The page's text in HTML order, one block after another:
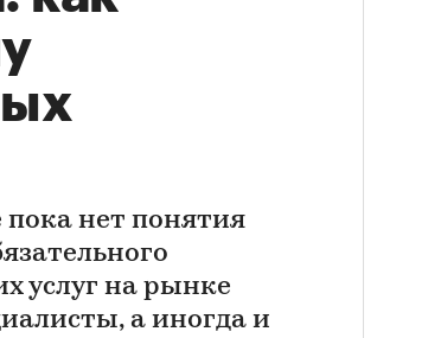
пока нет понятия
услуг на рынке
а иногда и